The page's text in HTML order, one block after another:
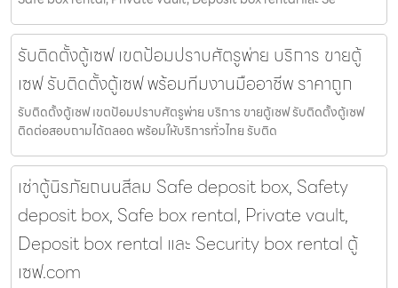
รับติดตั้งตู้เซฟ เขตป้อมปราบศัตรูพ่าย บริการ ขายตู้
เซฟ รับติดตั้งตู้เซฟ พร้อมทีมงานมืออาชีพ ราคาถูก
รับติดตั้งตู้เซฟ เขตป้อมปราบศัตรูพ่าย บริการ ขายตู้เซฟ รับติดตั้งตู้เซฟ
ติดต่อสอบถามได้ตลอด พร้อมให้บริการทั่วไทย รับติด
เช่าตู้นิรภัยถนนสีลม Safe deposit box, Safety
deposit box, Safe box rental, Private vault,
Deposit box rental และ Security box rental ตู้
เซฟ.com